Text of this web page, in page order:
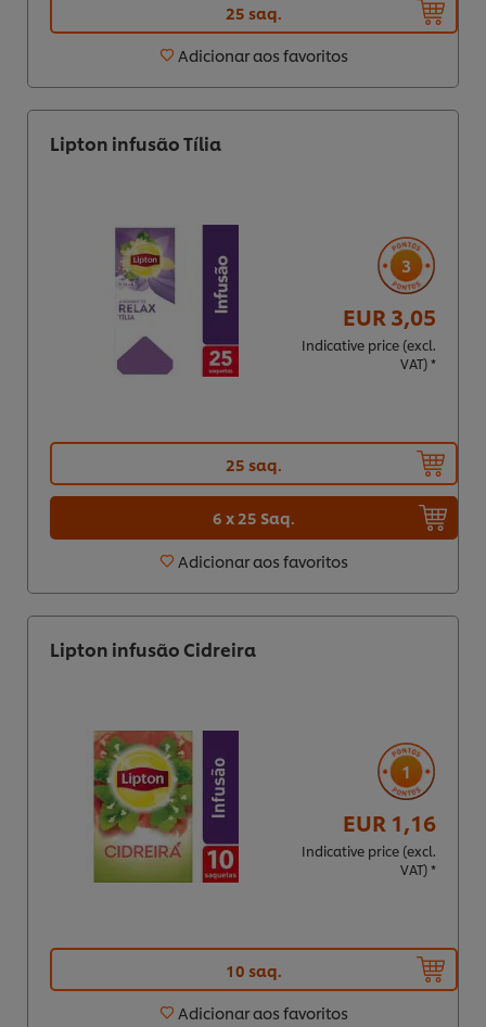
25 saq.
Adicionar aos favoritos
Lipton infusão Tília
3
Indicative price (excl.
VAT) *
EUR 3,05
25 saq.
6 x 25 Saq.
Adicionar aos favoritos
Lipton infusão Cidreira
1
Indicative price (excl.
VAT) *
EUR 1,16
10 saq.
Adicionar aos favoritos
Utilizamos cookies (e técnicas semelhantes) para